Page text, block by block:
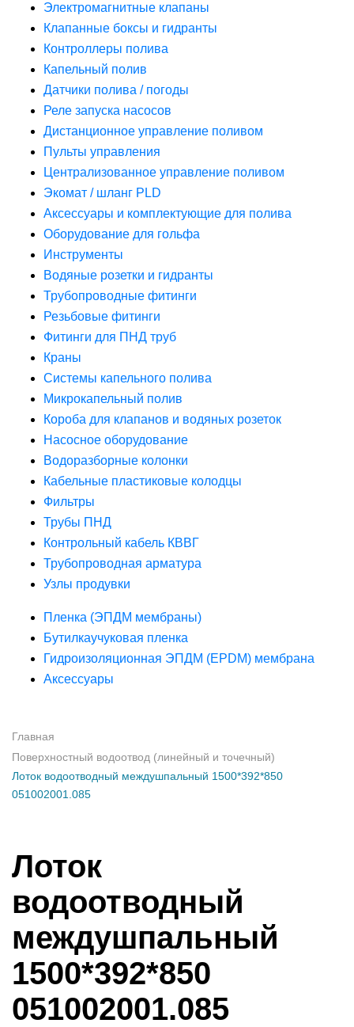
Электромагнитные клапаны
Клапанные боксы и гидранты
Контроллеры полива
Капельный полив
Датчики полива / погоды
Реле запуска насосов
Дистанционное управление поливом
Пульты управления
Централизованное управление поливом
Экомат / шланг PLD
Аксессуары и комплектующие для полива
Оборудование для гольфа
Инструменты
Водяные розетки и гидранты
Трубопроводные фитинги
Резьбовые фитинги
Фитинги для ПНД труб
Краны
Системы капельного полива
Микрокапельный полив
Короба для клапанов и водяных розеток
Насосное оборудование
Водоразборные колонки
Кабельные пластиковые колодцы
Фильтры
Трубы ПНД
Контрольный кабель КВВГ
Трубопроводная арматура
Узлы продувки
Пленка (ЭПДМ мембраны)
Бутилкаучуковая пленка
Гидроизоляционная ЭПДМ (EPDM) мембрана
Аксессуары
Главная
Поверхностный водоотвод (линейный и точечный)
Лоток водоотводный междушпальный 1500*392*850
051002001.085
Лоток
водоотводный
междушпальный
1500*392*850
051002001.085